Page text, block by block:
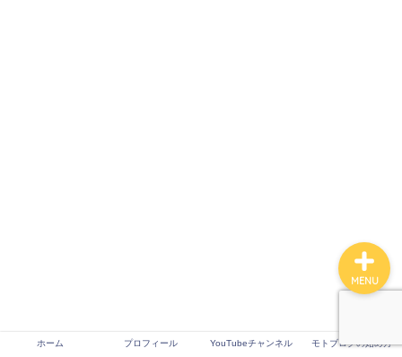
ホーム プロフィール YouTubeチャンネル モトブログの始め方
MENU